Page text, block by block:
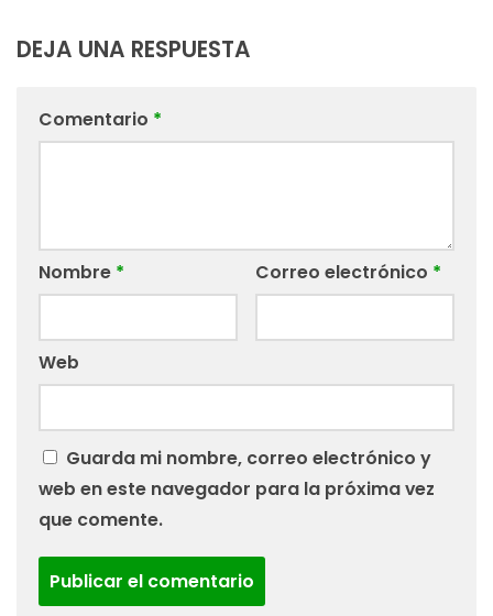
DEJA UNA RESPUESTA
Comentario *
Nombre * Correo electrónico *
Web
Guarda mi nombre, correo electrónico y
web en este navegador para la próxima vez
que comente.